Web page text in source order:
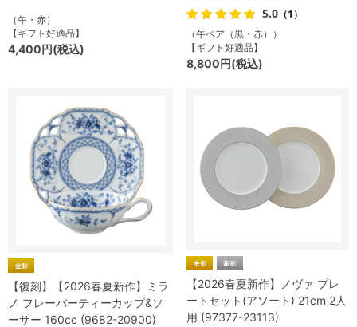
（午・赤）
【ギフト好適品】
4,400円(税込)
5.0 （1）
（午ペア（黒・赤））
【ギフト好適品】
8,800円(税込)
【復刻】【2026春夏新作】ミラ
ノ フレーバーティーカップ&ソ
ーサー 160cc (9682-20900)
【2026春夏新作】ノヴァ プレ
ートセット(アソート) 21cm 2人
用 (97377-23113)